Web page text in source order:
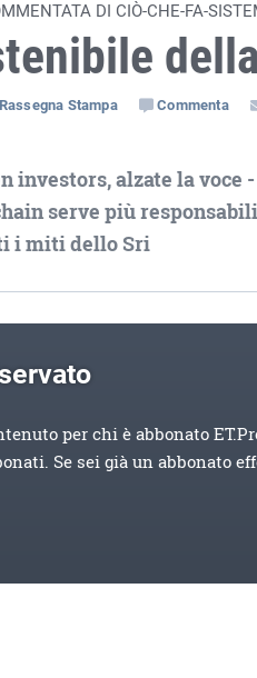
DI CIÒ-CHE-FA-
Rassegna Stampa Commenta
investors, alzate la voce
serve più
i miti dello Sri
per chi è abbonato
Se sei già un abbonato